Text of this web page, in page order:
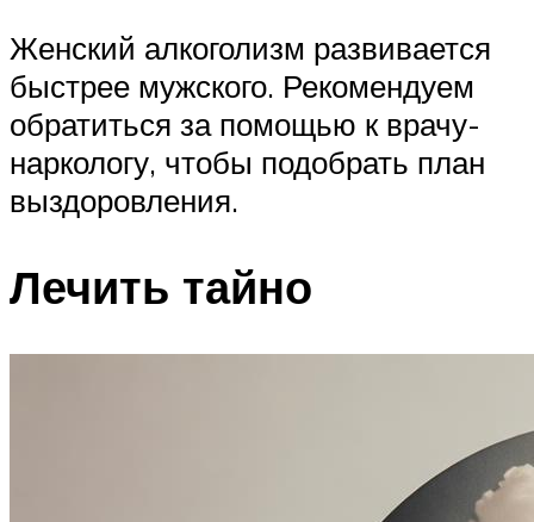
Женский алкоголизм развивается
быстрее мужского. Рекомендуем
обратиться за помощью к врачу-
наркологу, чтобы подобрать план
выздоровления.
Лечить тайно